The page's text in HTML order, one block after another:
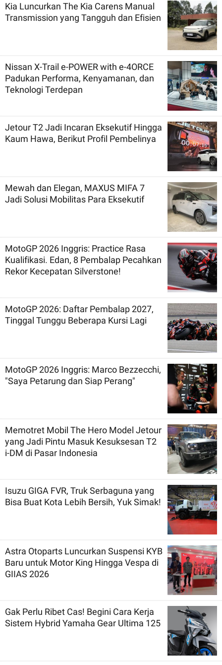
Kia Luncurkan The Kia Carens Manual
Transmission yang Tangguh dan Efisien
Nissan X-Trail e-POWER with e-4ORCE
Padukan Performa, Kenyamanan, dan
Teknologi Terdepan
Jetour T2 Jadi Incaran Eksekutif Hingga
Kaum Hawa, Berikut Profil Pembelinya
Mewah dan Elegan, MAXUS MIFA 7
Jadi Solusi Mobilitas Para Eksekutif
MotoGP 2026 Inggris: Practice Rasa
Kualifikasi. Edan, 8 Pembalap Pecahkan
Rekor Kecepatan Silverstone!
MotoGP 2026: Daftar Pembalap 2027,
Tinggal Tunggu Beberapa Kursi Lagi
MotoGP 2026 Inggris: Marco Bezzecchi,
"Saya Petarung dan Siap Perang"
Memotret Mobil The Hero Model Jetour
yang Jadi Pintu Masuk Kesuksesan T2
i-DM di Pasar Indonesia
Isuzu GIGA FVR, Truk Serbaguna yang
Bisa Buat Kota Lebih Bersih, Yuk Simak!
Astra Otoparts Luncurkan Suspensi KYB
Baru untuk Motor King Hingga Vespa di
GIIAS 2026
Gak Perlu Ribet Cas! Begini Cara Kerja
Sistem Hybrid Yamaha Gear Ultima 125